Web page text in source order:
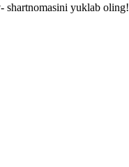
yuklab oling!